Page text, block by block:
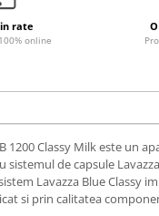
rate
online
1200 Classy Milk este un
sistemul de capsule
Lavazza Blue Classy
si prin calitatea